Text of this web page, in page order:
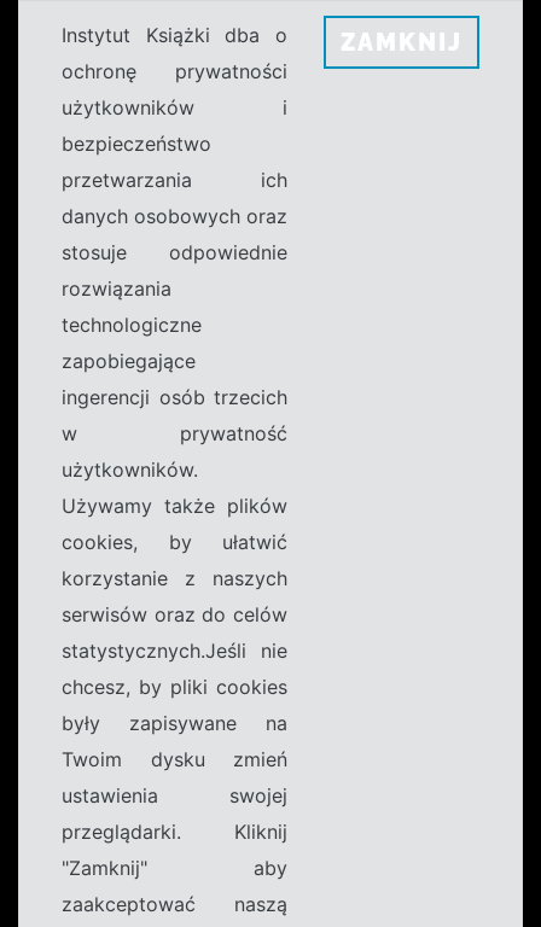
Instytut Książki dba o
ochronę prywatności
użytkowników i
bezpieczeństwo
przetwarzania ich
danych osobowych oraz
stosuje odpowiednie
rozwiązania
technologiczne
zapobiegające
ingerencji osób trzecich
w prywatność
użytkowników.
Używamy także plików
cookies, by ułatwić
korzystanie z naszych
serwisów oraz do celów
statystycznych.Jeśli nie
chcesz, by pliki cookies
były zapisywane na
Twoim dysku zmień
ustawienia swojej
przeglądarki. Kliknij
"Zamknij" aby
zaakceptować naszą
ZAMKNIJ